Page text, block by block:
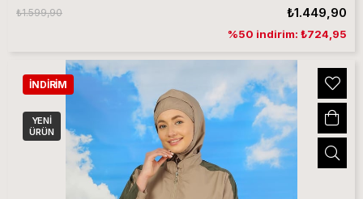
₺1.449,90
₺1.599,90
%50 indirim: ₺724,95
İNDIRIM
YENI
ÜRÜN